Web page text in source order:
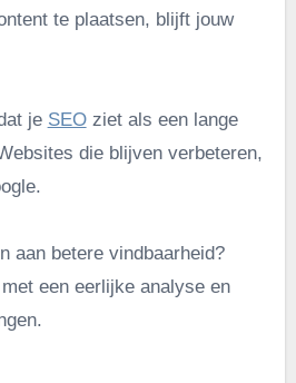
te plaatsen, blijft jouw
je SEOziet als een lange
die blijven verbeteren,
aan betere vindbaarheid?
een eerlijke analyse en